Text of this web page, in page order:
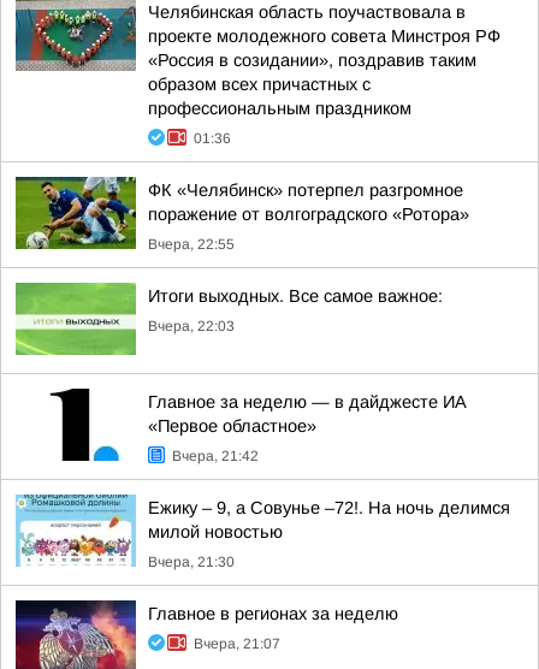
Челябинская область поучаствовала в
проекте молодежного совета Минстроя РФ
«Россия в созидании», поздравив таким
образом всех причастных с
профессиональным праздником
01:36
ФК «Челябинск» потерпел разгромное
поражение от волгоградского «Ротора»
Вчера, 22:55
Итоги выходных. Все самое важное:
Вчера, 22:03
Главное за неделю — в дайджесте ИА
«Первое областное»
Вчера, 21:42
Ежику – 9, а Совунье –72!. На ночь делимся
милой новостью
Вчера, 21:30
Главное в регионах за неделю
Вчера, 21:07